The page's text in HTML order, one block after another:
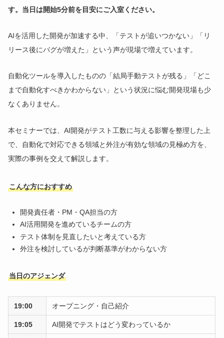
す。当日は開始5分前を目安にご入室ください。
AIを活用した開発が加速する中、「テストが追いつかない」「リ
リース後にバグが増えた」という声が現場で増えています。
自動化ツールを導入したものの「結局手動テストが残る」「どこ
まで自動化すべきかわからない」という状況に悩む開発現場も少
なくありません。
本セミナーでは、AI開発がテスト工数に与える影響を整理した上
で、自動化で対応できる領域と外注が有効な領域の見極め方を、
実際の事例を交えて解説します。
こんな方におすすめ
開発責任者・PM・QA担当の方
AI活用開発を進めているチームの方
テスト体制を見直したいと考えている方
外注を検討しているが判断基準がわからない方
当日のアジェンダ
19:00 オープニング・自己紹介
19:05 AI開発でテストはどう変わっているか